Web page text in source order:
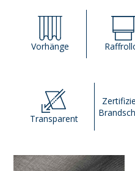
Vorhänge
Transparent